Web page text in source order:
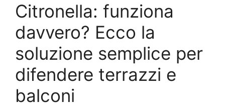
Citronella: funziona
davvero? Ecco la
soluzione semplice per
difendere terrazzi e
balconi